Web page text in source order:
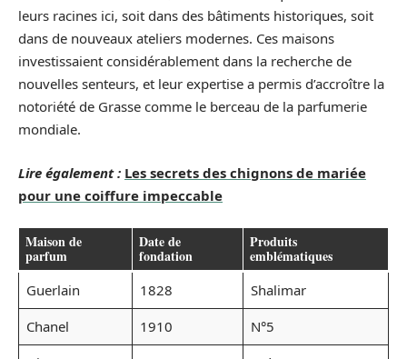
leurs racines ici, soit dans des bâtiments historiques, soit
dans de nouveaux ateliers modernes. Ces maisons
investissaient considérablement dans la recherche de
nouvelles senteurs, et leur expertise a permis d’accroître la
notoriété de Grasse comme le berceau de la parfumerie
mondiale.
Lire également : Les secrets des chignons de mariée
pour une coiffure impeccable
Maison de
parfum
Date de
fondation
Produits
emblématiques
Guerlain 1828
Shalimar
Chanel
1910
N°5